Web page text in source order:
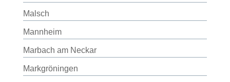
Malsch
Mannheim
Marbach am Neckar
Markgröningen